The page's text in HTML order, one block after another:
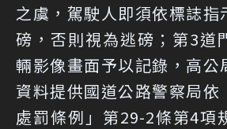
之虞，駕駛人即須依標誌指
磅，否則視為逃磅；第3道
輛影像畫面予以記錄，高公
資料提供國道公路警察局依
處罰條例」第29-2條第4項